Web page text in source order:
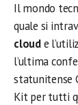
Il mondo
quale si
cloude
l’ultima
statunitense
Kit per tutti